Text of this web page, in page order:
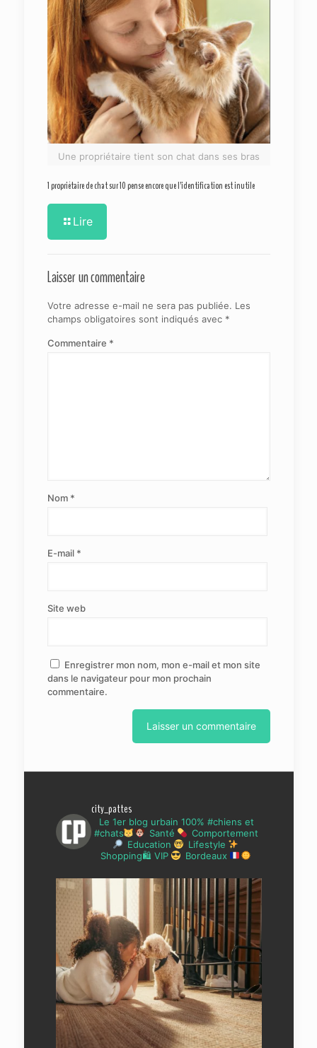
Une propriétaire tient son chat dans ses bras
1 propriétaire de chat sur 10 pense encore que l’identification est inutile
Lire
Laisser un commentaire
Votre adresse e-mail ne sera pas publiée. Les
champs obligatoires sont indiqués avec *
Commentaire *
Nom *
E-mail *
Site web
Enregistrer mon nom, mon e-mail et mon site
dans le navigateur pour mon prochain
commentaire.
city_pattes
Le 1er blog urbain 100% #chiens et
#chats
Santé
Comportement
Education
Lifestyle
Shopping🛍 VIP
Bordeaux